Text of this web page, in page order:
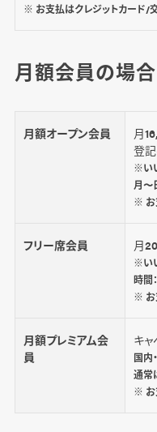
※ お支払はクレジットカード/
月額会員の場合
月額オープン会員
月
登
※い
月〜
※ お
フリー席会員 月
※い
時間
※ お
月額プレミアム会
員
キャ
国内
通
※ お